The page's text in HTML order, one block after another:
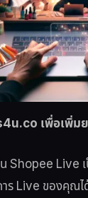
เพื่อเพิ่
Shopee Live
Live ของคุณไ